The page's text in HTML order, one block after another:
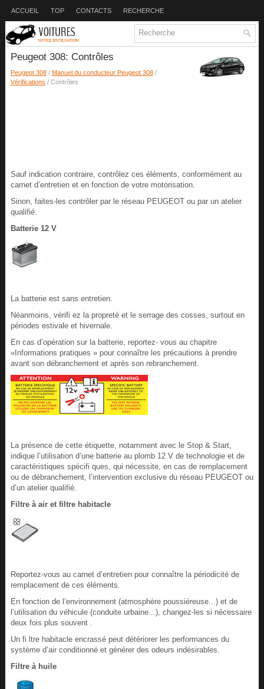
ACCUEIL TOP CONTACTS RECHERCHE
Peugeot 308: Contrôles
Peugeot 308/ Manuel du conducteur Peugeot 308/
Vérifications / Contrôles
Sauf indication contraire, contrôlez ces éléments, conformément au
carnet d’entretien et en fonction de votre motorisation.
Sinon, faites-les contrôler par le réseau PEUGEOT ou par un atelier
qualifié.
Batterie 12 V
La batterie est sans entretien.
Néanmoins, vérifi ez la propreté et le serrage des cosses, surtout en
périodes estivale et hivernale.
En cas d’opération sur la batterie, reportez- vous au chapitre
«Informations pratiques » pour connaître les précautions à prendre
avant son débranchement et après son rebranchement.
La présence de cette étiquette, notamment avec le Stop & Start,
indique l’utilisation d’une batterie au plomb 12 V de technologie et de
caractéristiques spécifi ques, qui nécessite, en cas de remplacement
ou de débranchement, l’intervention exclusive du réseau PEUGEOT ou
d’un atelier qualifié.
Filtre à air et filtre habitacle
Reportez-vous au carnet d’entretien pour connaître la périodicité de
remplacement de ces éléments.
En fonction de l’environnement (atmosphère poussiéreuse...) et de
l’utilisation du véhicule (conduite urbaine...), changez-les si nécessaire
deux fois plus souvent .
Un fi ltre habitacle encrassé peut détériorer les performances du
système d’air conditionné et générer des odeurs indésirables.
Filtre à huile